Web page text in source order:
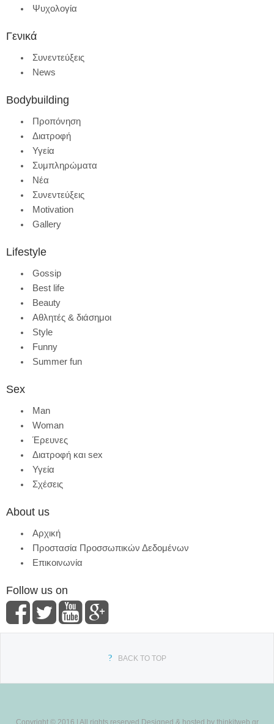
Ψυχολογία
Γενικά
Συνεντεύξεις
News
Bodybuilding
Προπόνηση
Διατροφή
Υγεία
Συμπληρώματα
Νέα
Συνεντεύξεις
Motivation
Gallery
Lifestyle
Gossip
Best life
Beauty
Αθλητές & διάσημοι
Style
Funny
Summer fun
Sex
Man
Woman
Έρευνες
Διατροφή και sex
Υγεία
Σχέσεις
About us
Αρχική
Προστασία Προσσωπικών Δεδομένων
Επικοινωνία
Follow us on
BACK TO TOP